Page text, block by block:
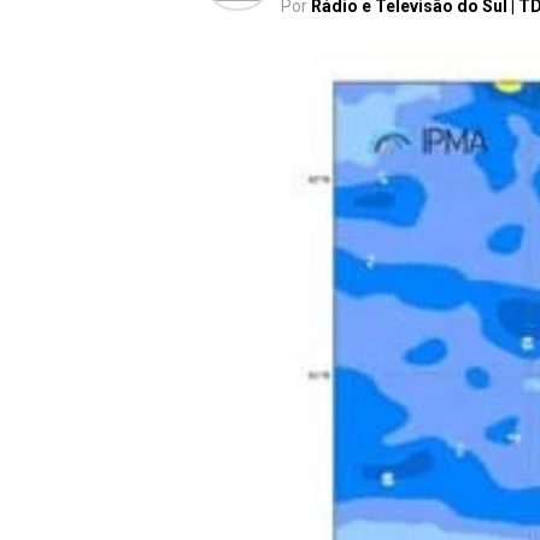
Por Rádio e Televisão do Sul |